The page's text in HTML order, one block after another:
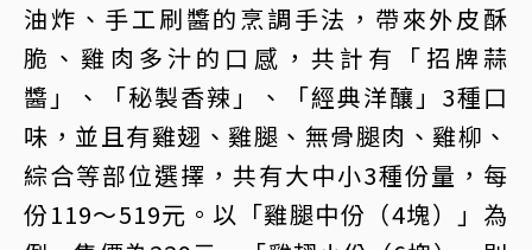
油炸、手工刷醬的烹調手法，帶來外皮酥
脆、雞肉多汁的口感，共計有「招牌蒜
醬」、「秘製香辣」、「經典洋釀」3種口
味，並且有雞翅、雞腿、無骨腿肉、雞柳、
綜合等部位選擇，共有大中小3種份量，每
份119～519元。以「雞腿中份（4塊）」為